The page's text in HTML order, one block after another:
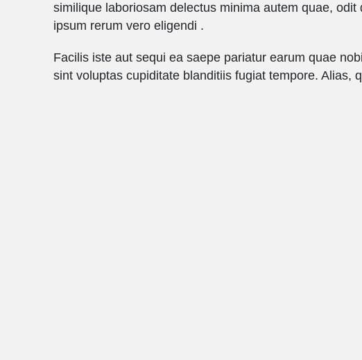
similique laboriosam delectus minima autem quae,
ipsum rerum vero eligendi .
Facilis iste aut sequi ea saepe pariatur earum quae
sint voluptas cupiditate blanditiis fugiat tempore. Alias,